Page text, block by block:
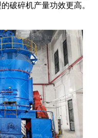
破碎机产量功效更高。